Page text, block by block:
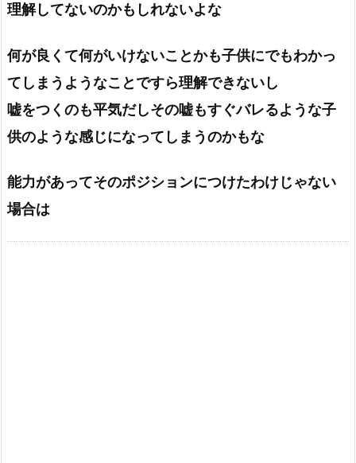
理解してないのかもしれないよな
何が良くて何がいけないことかも子供にでもわかっ
てしまうようなことですら理解できないし
嘘をつくのも平気だしその嘘もすぐバレるような子
供のような感じになってしまうのかもな
能力があってそのポジションにつけたわけじゃない
場合は